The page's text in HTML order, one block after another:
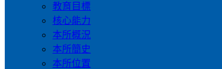
教育目標
核心能力
本所概況
本所簡史
本所位置